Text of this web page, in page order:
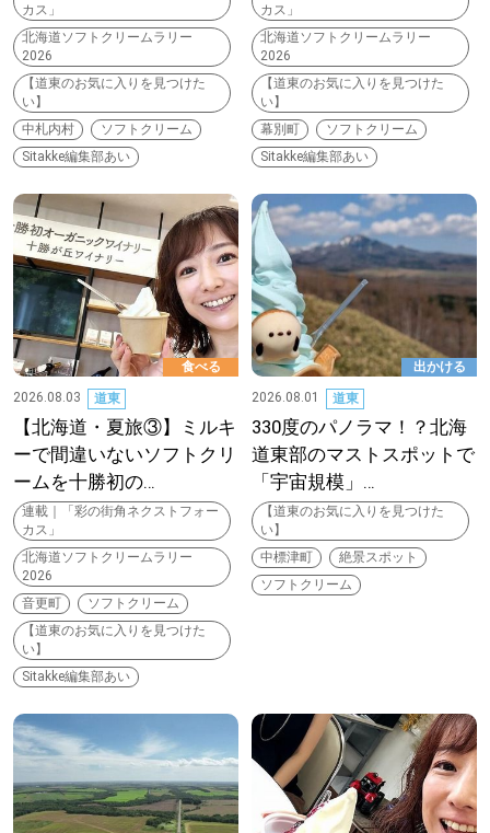
北海道で暮らす、あなたとつくる、
明日への”きっかけ”WEBマガジン
パートナーメディア Sitakkeパートナー
運営会社 広告掲載
情報提供・お問い合わせ 利用規約
プライバシーポリシー
閉じる
カス」
北海道ソフトクリームラリー
2026
【道東のお気に入りを見つけた
い】
中札内村
ソフトクリーム
Sitakke編集部あい
カス」
北海道ソフトクリームラリー
2026
【道東のお気に入りを見つけた
い】
幕別町
ソフトクリーム
Sitakke編集部あい
食べる
2026.08.03
道東
【北海道・夏旅③】ミルキ
ーで間違いないソフトクリ
ームを十勝初の…
連載｜「彩の街角ネクストフォー
カス」
北海道ソフトクリームラリー
2026
音更町
ソフトクリーム
【道東のお気に入りを見つけた
い】
Sitakke編集部あい
出かける
2026.08.01
道東
330度のパノラマ！？北海
道東部のマストスポットで
「宇宙規模」…
【道東のお気に入りを見つけた
い】
中標津町
絶景スポット
ソフトクリーム